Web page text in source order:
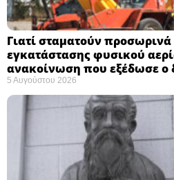
Γιατί σταματούν προσωρινά
εγκατάστασης φυσικού
ανακοίνωση που εξέδωσε ο
5 Αυγούστου 2026